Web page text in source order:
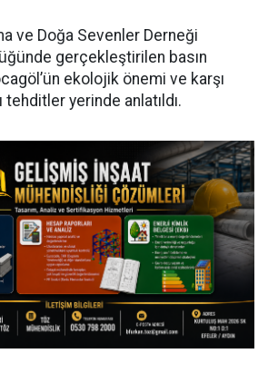
ve Doğa Sevenler Derneği
gerçekleştirilen basın
ekolojik önemi ve karşı
tehditler yerinde anlatıldı.